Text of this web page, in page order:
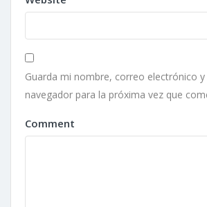
Guarda mi nombre, correo electrónico
navegador para la próxima vez que
Comment